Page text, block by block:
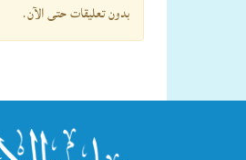
بدون تعليقات حتى الآن.